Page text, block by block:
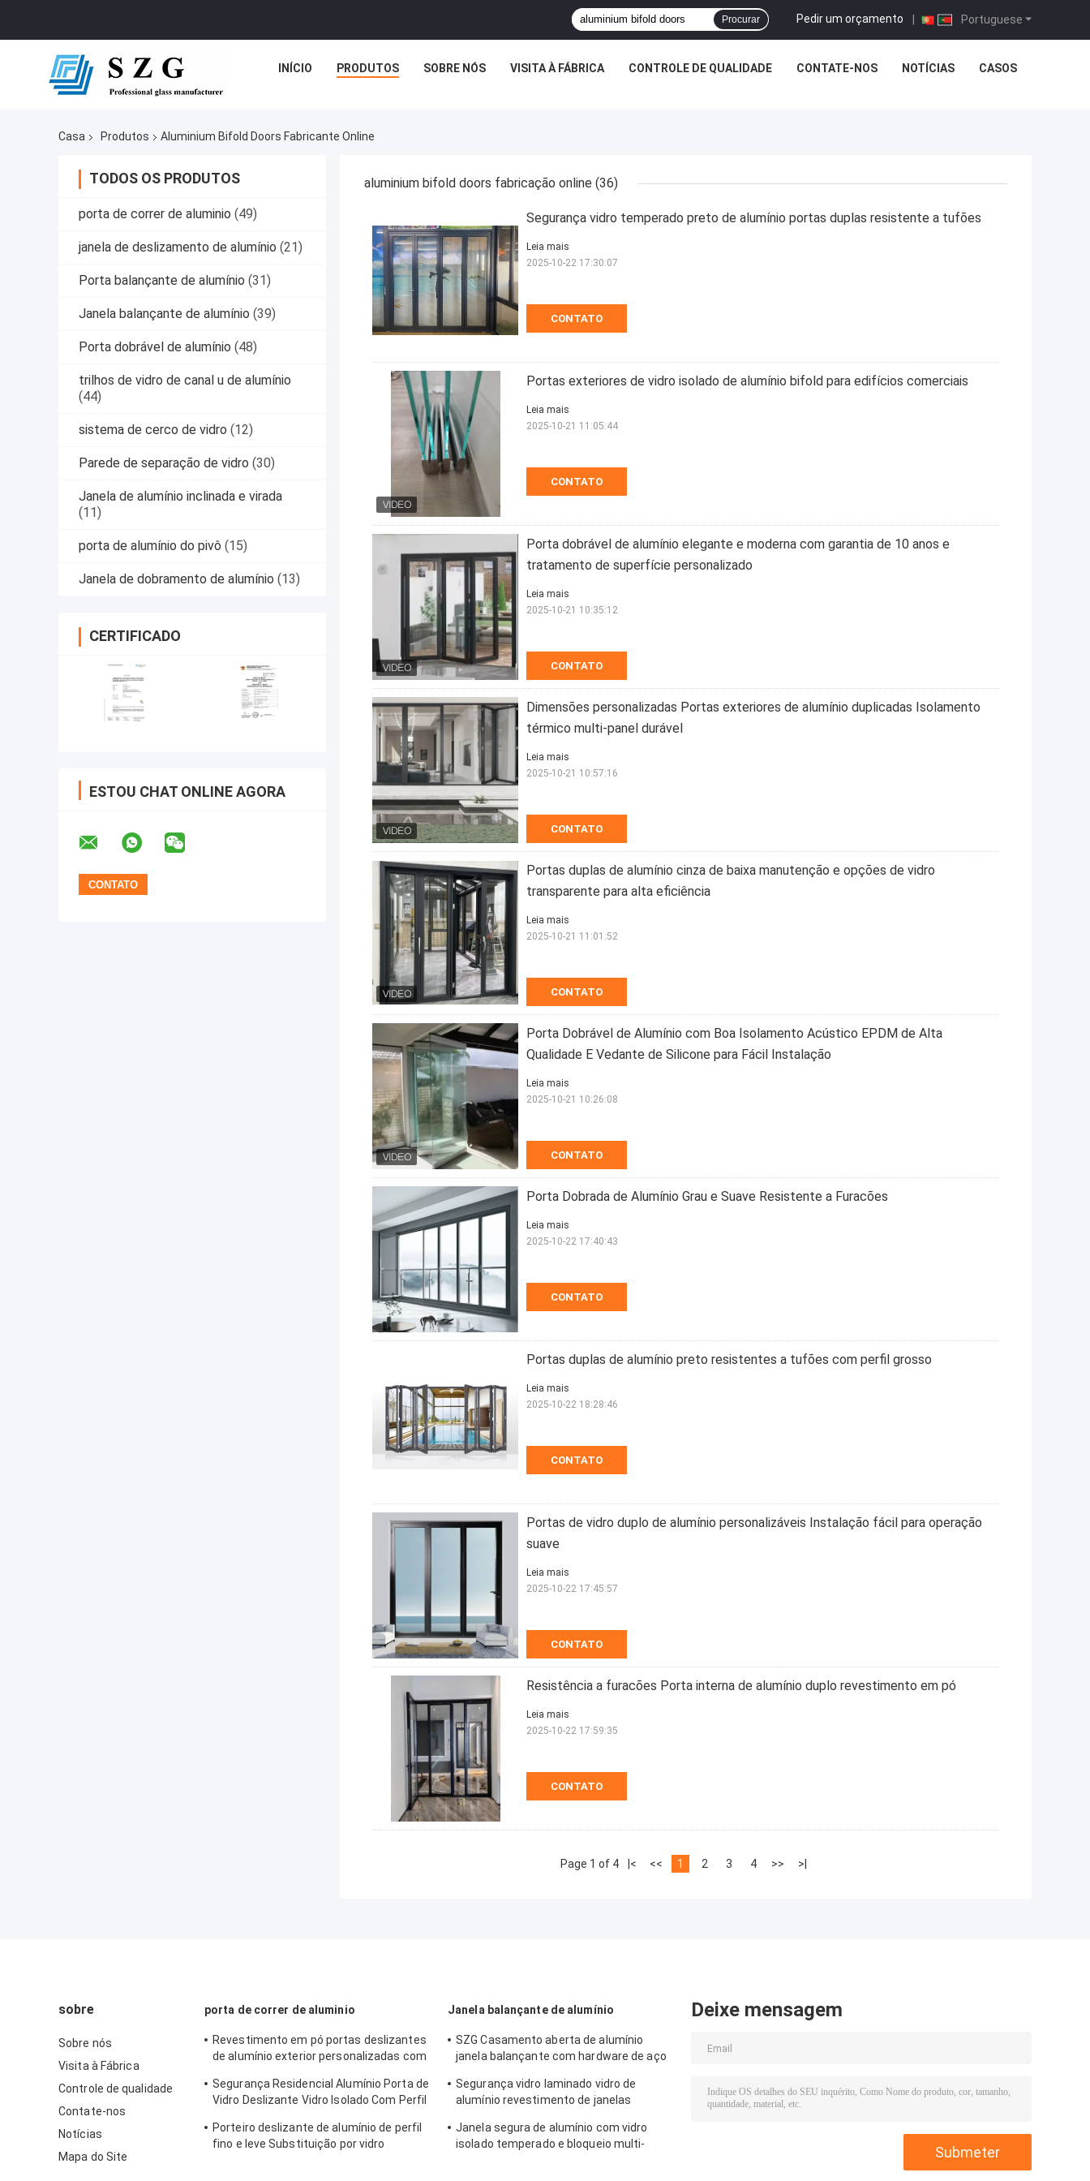
Portuguese
Pedir um orçamento |
Procurar
INÍCIO PRODUTOS SOBRE NÓS VISITA À FÁBRICA CONTROLE DE QUALIDADE CONTATE-NOS NOTÍCIAS CASOS
Casa Produtos Aluminium Bifold Doors Fabricante Online
TODOS OS PRODUTOS
porta de correr de aluminio (49)
janela de deslizamento de alumínio (21)
Porta balançante de alumínio (31)
Janela balançante de alumínio (39)
Porta dobrável de alumínio (48)
trilhos de vidro de canal u de alumínio
(44)
sistema de cerco de vidro (12)
Parede de separação de vidro (30)
Janela de alumínio inclinada e virada
(11)
porta de alumínio do pivô (15)
Janela de dobramento de alumínio (13)
CERTIFICADO
ESTOU CHAT ONLINE AGORA
aluminium bifold doors fabricação online (36)
Segurança vidro temperado preto de alumínio portas duplas resistente a tufões
CONTATO
Leia mais
2025-10-22 17:30:07
Portas exteriores de vidro isolado de alumínio bifold para edifícios comerciais
CONTATO
Leia mais
2025-10-21 11:05:44
Porta dobrável de alumínio elegante e moderna com garantia de 10 anos e
tratamento de superfície personalizado
CONTATO
Leia mais
2025-10-21 10:35:12
Dimensões personalizadas Portas exteriores de alumínio duplicadas Isolamento
térmico multi-panel durável
CONTATO
Leia mais
2025-10-21 10:57:16
Portas duplas de alumínio cinza de baixa manutenção e opções de vidro
transparente para alta eficiência
CONTATO
Leia mais
2025-10-21 11:01:52
Porta Dobrável de Alumínio com Boa Isolamento Acústico EPDM de Alta
Qualidade E Vedante de Silicone para Fácil Instalação
CONTATO
Leia mais
2025-10-21 10:26:08
Porta Dobrada de Alumínio Grau e Suave Resistente a Furacões
CONTATO
Leia mais
2025-10-22 17:40:43
Portas duplas de alumínio preto resistentes a tufões com perfil grosso
CONTATO
Leia mais
2025-10-22 18:28:46
Portas de vidro duplo de alumínio personalizáveis Instalação fácil para operação
suave
CONTATO
Leia mais
2025-10-22 17:45:57
Resistência a furacões Porta interna de alumínio duplo revestimento em pó
CONTATO
Leia mais
2025-10-22 17:59:35
Page 1 of 4 |< << 1 2 3 4 >> >|
sobre
Sobre nós
Visita à Fábrica
Controle de qualidade
Contate-nos
Notícias
Mapa do Site
porta de correr de aluminio
Revestimento em pó portas deslizantes
de alumínio exterior personalizadas com
Segurança Residencial Alumínio Porta de
Vidro Deslizante Vidro Isolado Com Perfil
Porteiro deslizante de alumínio de perfil
fino e leve Substituição por vidro
Janela balançante de alumínio
SZG Casamento aberta de alumínio
janela balançante com hardware de aço
Segurança vidro laminado vidro de
alumínio revestimento de janelas
Janela segura de alumínio com vidro
isolado temperado e bloqueio multi-
Deixe mensagem